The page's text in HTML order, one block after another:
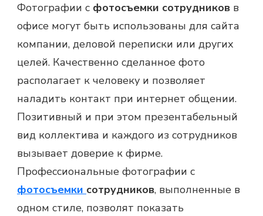
Фотографии с фотосъемки сотрудников в
офисе могут быть использованы для сайта
компании, деловой переписки или других
целей. Качественно сделанное фото
располагает к человеку и позволяет
наладить контакт при интернет общении.
Позитивный и при этом презентабельный
вид коллектива и каждого из сотрудников
вызывает доверие к фирме.
Профессиональные фотографии с
фотосъемки сотрудников, выполненные в
одном стиле, позволят показать